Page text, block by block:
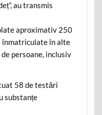
au transmis
aproximativ 250
înmatriculate în alte
persoane, inclusiv
58 de testări
substanțe